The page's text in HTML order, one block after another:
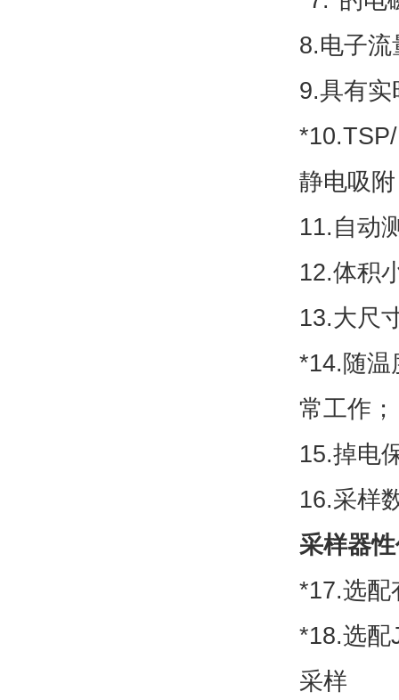
8.电子
9.具有
静电吸
11.自动
12.体积
13.大尺
*14.随温
常工作；
15.掉电
16.采样
采样器
*17.选配
*18.选配
采样